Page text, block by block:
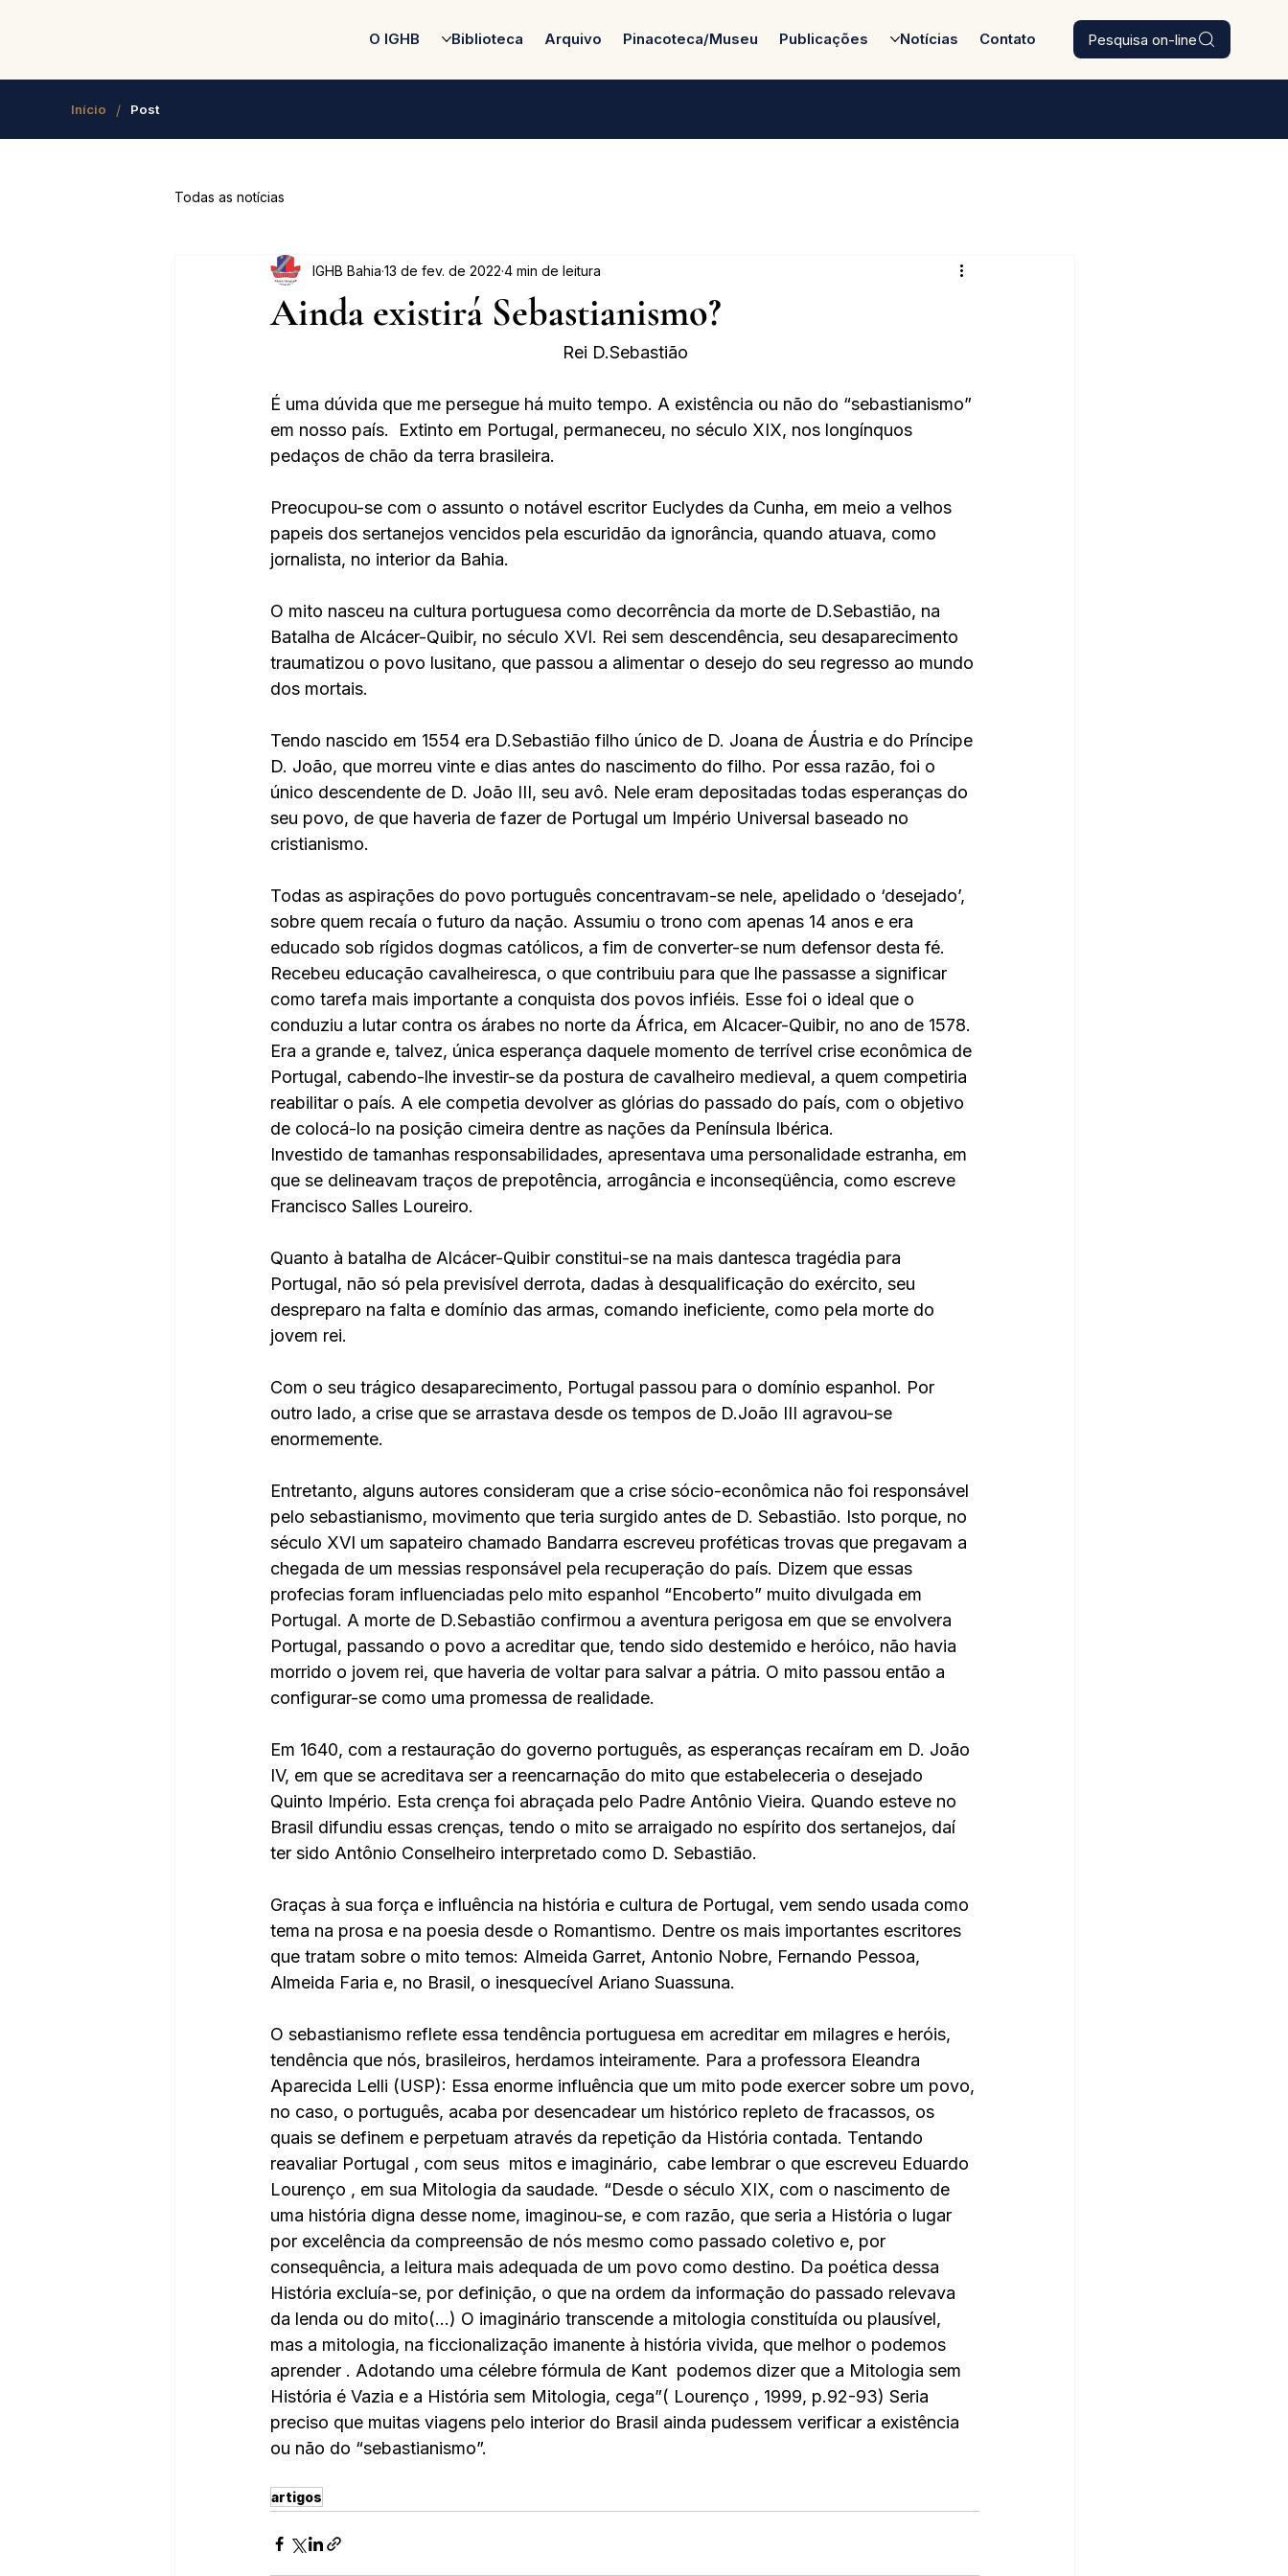
Pesquisa on-line
O IGHB Biblioteca Arquivo Pinacoteca/Museu Publicações Notícias Contato
Início / Post
Todas as notícias
Ainda existirá Sebastianismo?
IGHB Bahia 13 de fev. de 2022 4 min de leitura
Rei D.Sebastião
É uma dúvida que me persegue há muito tempo. A existência ou não do “sebastianismo”
em nosso país.  Extinto em Portugal, permaneceu, no século XIX, nos longínquos
pedaços de chão da terra brasileira.
Preocupou-se com o assunto o notável escritor Euclydes da Cunha, em meio a velhos
papeis dos sertanejos vencidos pela escuridão da ignorância, quando atuava, como
jornalista, no interior da Bahia.
O mito nasceu na cultura portuguesa como decorrência da morte de D.Sebastião, na
Batalha de Alcácer-Quibir, no século XVI. Rei sem descendência, seu desaparecimento
traumatizou o povo lusitano, que passou a alimentar o desejo do seu regresso ao mundo
dos mortais.
Tendo nascido em 1554 era D.Sebastião filho único de D. Joana de Áustria e do Príncipe
D. João, que morreu vinte e dias antes do nascimento do filho. Por essa razão, foi o
único descendente de D. João III, seu avô. Nele eram depositadas todas esperanças do
seu povo, de que haveria de fazer de Portugal um Império Universal baseado no
cristianismo.
Todas as aspirações do povo português concentravam-se nele, apelidado o ‘desejado’,
sobre quem recaía o futuro da nação. Assumiu o trono com apenas 14 anos e era
educado sob rígidos dogmas católicos, a fim de converter-se num defensor desta fé.
Recebeu educação cavalheiresca, o que contribuiu para que lhe passasse a significar
como tarefa mais importante a conquista dos povos infiéis. Esse foi o ideal que o
conduziu a lutar contra os árabes no norte da África, em Alcacer-Quibir, no ano de 1578.
Era a grande e, talvez, única esperança daquele momento de terrível crise econômica de
Portugal, cabendo-lhe investir-se da postura de cavalheiro medieval, a quem competiria
reabilitar o país. A ele competia devolver as glórias do passado do país, com o objetivo
de colocá-lo na posição cimeira dentre as nações da Península Ibérica.
Investido de tamanhas responsabilidades, apresentava uma personalidade estranha, em
que se delineavam traços de prepotência, arrogância e inconseqüência, como escreve
Francisco Salles Loureiro.
Quanto à batalha de Alcácer-Quibir constitui-se na mais dantesca tragédia para
Portugal, não só pela previsível derrota, dadas à desqualificação do exército, seu
despreparo na falta e domínio das armas, comando ineficiente, como pela morte do
jovem rei.
Com o seu trágico desaparecimento, Portugal passou para o domínio espanhol. Por
outro lado, a crise que se arrastava desde os tempos de D.João III agravou-se
enormemente.
Entretanto, alguns autores consideram que a crise sócio-econômica não foi responsável
pelo sebastianismo, movimento que teria surgido antes de D. Sebastião. Isto porque, no
século XVI um sapateiro chamado Bandarra escreveu proféticas trovas que pregavam a
chegada de um messias responsável pela recuperação do país. Dizem que essas
profecias foram influenciadas pelo mito espanhol “Encoberto” muito divulgada em
Portugal. A morte de D.Sebastião confirmou a aventura perigosa em que se envolvera
Portugal, passando o povo a acreditar que, tendo sido destemido e heróico, não havia
morrido o jovem rei, que haveria de voltar para salvar a pátria. O mito passou então a
configurar-se como uma promessa de realidade.
Em 1640, com a restauração do governo português, as esperanças recaíram em D. João
IV, em que se acreditava ser a reencarnação do mito que estabeleceria o desejado
Quinto Império. Esta crença foi abraçada pelo Padre Antônio Vieira. Quando esteve no
Brasil difundiu essas crenças, tendo o mito se arraigado no espírito dos sertanejos, daí
ter sido Antônio Conselheiro interpretado como D. Sebastião.
Graças à sua força e influência na história e cultura de Portugal, vem sendo usada como
tema na prosa e na poesia desde o Romantismo. Dentre os mais importantes escritores
que tratam sobre o mito temos: Almeida Garret, Antonio Nobre, Fernando Pessoa,
Almeida Faria e, no Brasil, o inesquecível Ariano Suassuna.
O sebastianismo reflete essa tendência portuguesa em acreditar em milagres e heróis,
tendência que nós, brasileiros, herdamos inteiramente. Para a professora Eleandra
Aparecida Lelli (USP): Essa enorme influência que um mito pode exercer sobre um povo,
no caso, o português, acaba por desencadear um histórico repleto de fracassos, os
quais se definem e perpetuam através da repetição da História contada. Tentando
reavaliar Portugal , com seus  mitos e imaginário,  cabe lembrar o que escreveu Eduardo
Lourenço , em sua Mitologia da saudade. “Desde o século XIX, com o nascimento de
uma história digna desse nome, imaginou-se, e com razão, que seria a História o lugar
por excelência da compreensão de nós mesmo como passado coletivo e, por
consequência, a leitura mais adequada de um povo como destino. Da poética dessa
História excluía-se, por definição, o que na ordem da informação do passado relevava
da lenda ou do mito(...) O imaginário transcende a mitologia constituída ou plausível,
mas a mitologia, na ficcionalização imanente à história vivida, que melhor o podemos
aprender . Adotando uma célebre fórmula de Kant  podemos dizer que a Mitologia sem
História é Vazia e a História sem Mitologia, cega”( Lourenço , 1999, p.92-93) Seria
preciso que muitas viagens pelo interior do Brasil ainda pudessem verificar a existência
ou não do “sebastianismo”.
artigos